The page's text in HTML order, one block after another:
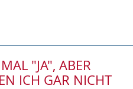
"JA", ABER
ICH GAR NICHT